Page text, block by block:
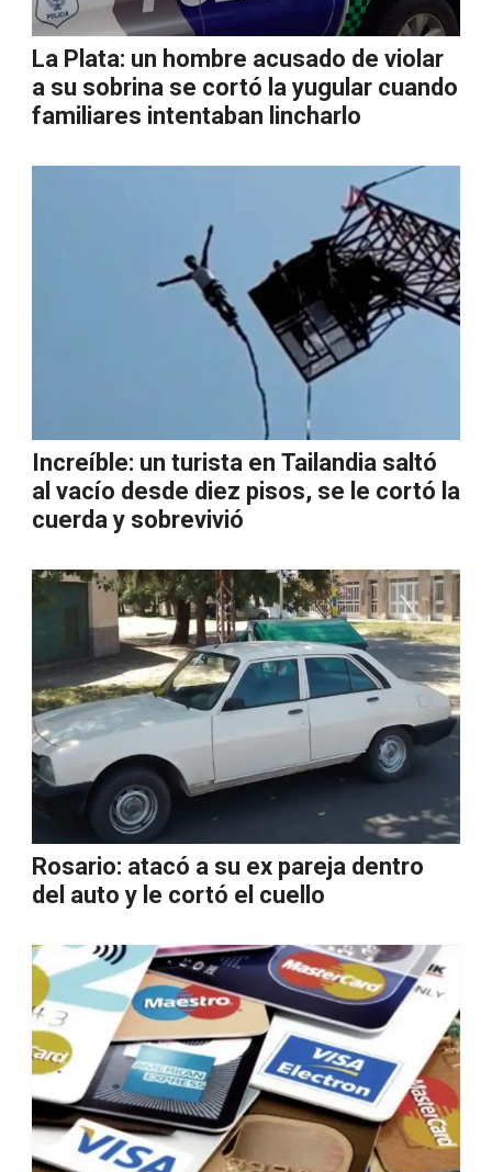
La Plata: un hombre acusado de violar
a su sobrina se cortó la yugular cuando
familiares intentaban lincharlo
Increíble: un turista en Tailandia saltó
al vacío desde diez pisos, se le cortó la
cuerda y sobrevivió
Rosario: atacó a su ex pareja dentro
del auto y le cortó el cuello